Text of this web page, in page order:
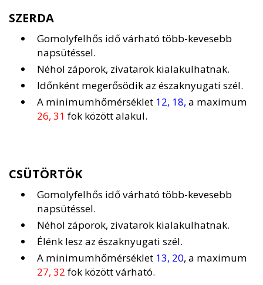
SZERDA
Gomolyfelhős idő várható több-kevesebb
napsütéssel.
Néhol záporok, zivatarok kialakulhatnak.
Időnként megerősödik az északnyugati szél.
A minimumhőmérséklet 12, 18, a maximum
26, 31 fok között alakul.
CSÜTÖRTÖK
Gomolyfelhős idő várható több-kevesebb
napsütéssel.
Néhol záporok, zivatarok kialakulhatnak.
Élénk lesz az északnyugati szél.
A minimumhőmérséklet 13, 20, a maximum
27, 32 fok között várható.